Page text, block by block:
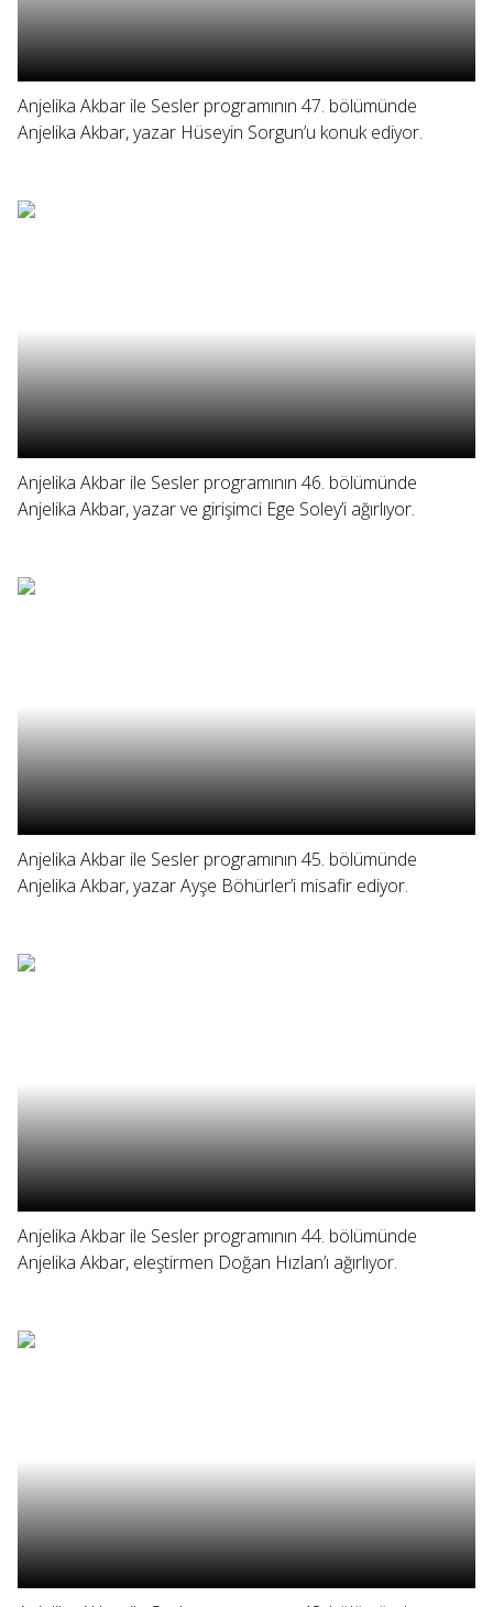
Anjelika Akbar ile Sesler programının 47. bölümünde
Anjelika Akbar, yazar Hüseyin Sorgun’u konuk ediyor.
Anjelika Akbar ile Sesler programının 46. bölümünde
Anjelika Akbar, yazar ve girişimci Ege Soley’i ağırlıyor.
Anjelika Akbar ile Sesler programının 45. bölümünde
Anjelika Akbar, yazar Ayşe Böhürler’i misafir ediyor.
Anjelika Akbar ile Sesler programının 44. bölümünde
Anjelika Akbar, eleştirmen Doğan Hızlan’ı ağırlıyor.